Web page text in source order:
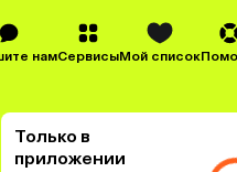
намСервисыМой список
Только в
приложении